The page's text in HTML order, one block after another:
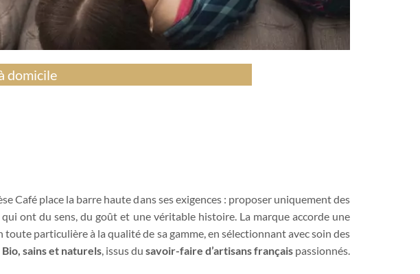
domicile
Café place la barre haute dans ses exigences : proposer uniquement des
ont du sens, du goût et une véritable histoire. La marque accorde une
particulière à la qualité de sa gamme, en sélectionnant avec soin des
sains et naturels , issus du savoir-faire d’artisans français passionnés.